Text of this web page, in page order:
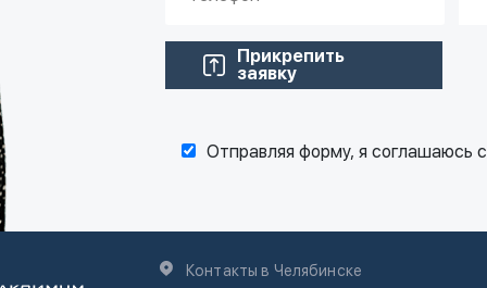
Прикрепить
заявку
Отправляя форму, я соглашаюсь с
Контакты в Челябинске